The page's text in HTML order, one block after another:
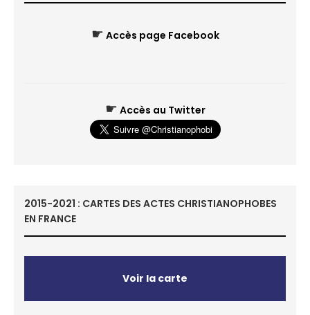
☛ Accès page Facebook
☛ Accès au Twitter
2015-2021 : CARTES DES ACTES CHRISTIANOPHOBES
EN FRANCE
Voir la carte